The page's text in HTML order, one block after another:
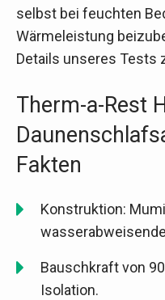
selbst bei feuchten
Wärmeleistung
Details unseres Tests
Therm-a-Rest
Fakten
Konstruktion:
Bauschkraft von
Isolation.